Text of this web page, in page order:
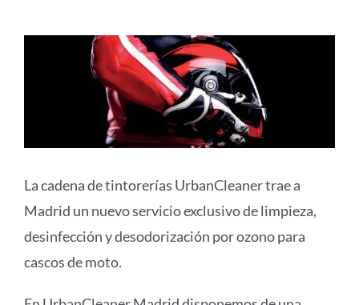
La cadena de tintorerías UrbanCleaner trae a
Madrid un nuevo servicio exclusivo de limpieza,
desinfección y desodorización por ozono para
cascos de moto.